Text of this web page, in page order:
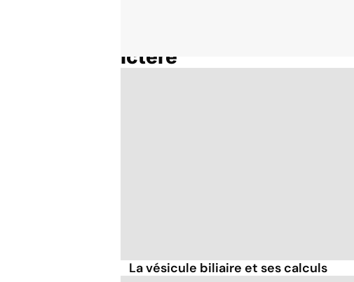
Ictère
La vésicule biliaire et ses calculs